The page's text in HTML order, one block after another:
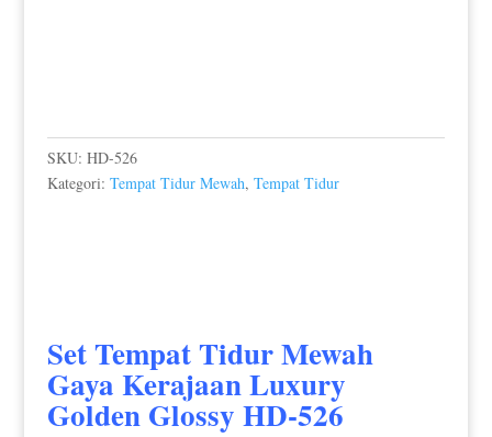
SKU: HD-526
Kategori: Tempat Tidur Mewah, Tempat Tidur
Set Tempat Tidur Mewah
Gaya Kerajaan Luxury
Golden Glossy HD-526